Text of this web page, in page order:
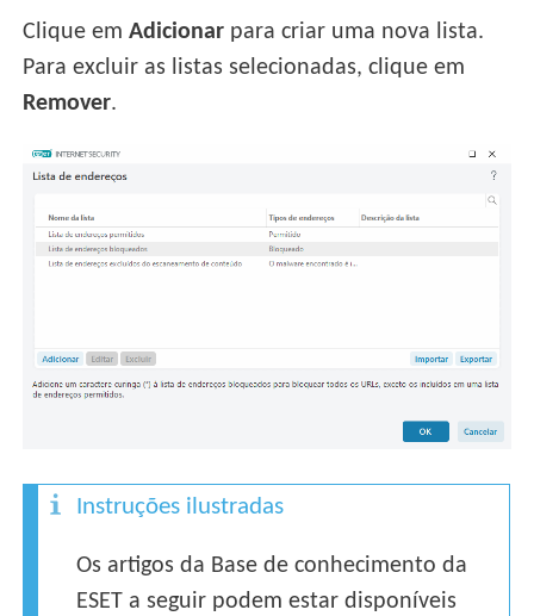
Clique emAdicionar para criar uma nova lista.
Para excluir as listas selecionadas, clique em
Remover.
Instruções ilustradas
Os artigos da Base de conhecimento da
ESET a seguir podem estar disponíveis